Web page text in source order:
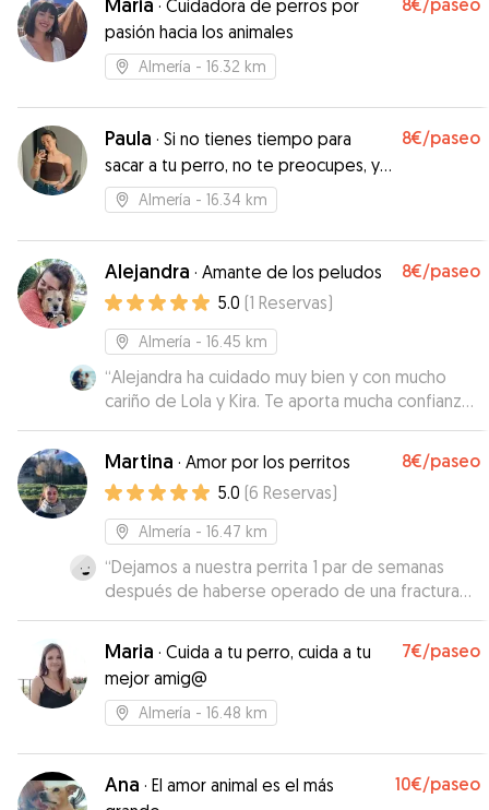
· Cuidadora de perros por
pasión hacia los animales
8€/paseo
Almería - 16.32 km
Paula · Si no tienes tiempo para
sacar a tu perro, no te preocupes, yo
te ayudo
8€/paseo
Almería - 16.34 km
Alejandra · Amante de los peludos 8€/paseo
5.0 (1 Reservas)
Almería - 16.45 km
“Alejandra ha cuidado muy bien y con mucho
cariño de Lola y Kira. Te aporta mucha confianza
al dejar a tus mascotas. Super recomendable.”
Martina · Amor por los perritos 8€/paseo
5.0 (6 Reservas)
Almería - 16.47 km
“Dejamos a nuestra perrita 1 par de semanas
después de haberse operado de una fractura
en la pata y no nos podemos alegrar más. Le ha
dado su medicación, la ha sacado según las
necesidades de nuestra perrita y le ha dado
muchos mimos. Estamos muy contentos y
repetiremos seguro!”
Maria · Cuida a tu perro, cuida a tu
mejor amig@
7€/paseo
Almería - 16.48 km
Ana · El amor animal es el más
10€/paseo